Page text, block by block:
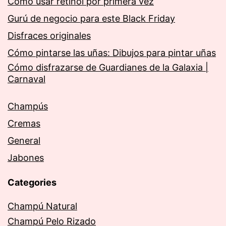
Gurú de negocio para este Black Friday
Disfraces originales
Cómo pintarse las uñas: Dibujos para pintar uñas
Cómo disfrazarse de Guardianes de la Galaxia |
Carnaval
Champús
Cremas
General
Jabones
Categories
Champú Natural
Champú Pelo Rizado